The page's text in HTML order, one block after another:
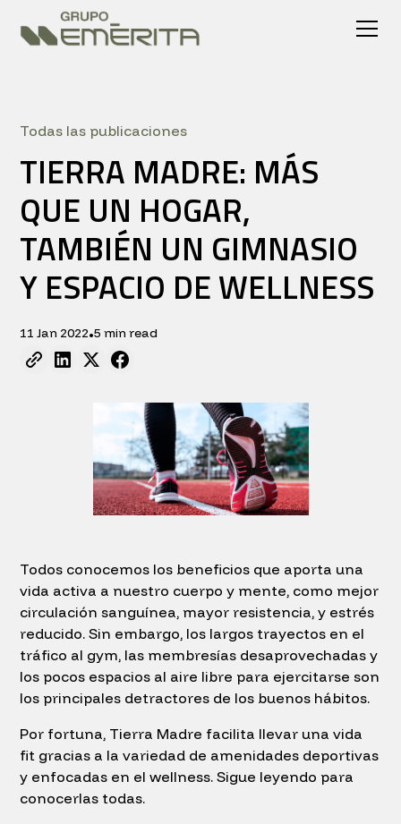
Todas las publicaciones
TIERRA MADRE: MÁS
QUE UN HOGAR,
TAMBIÉN UN GIMNASIO
Y ESPACIO DE WELLNESS
11 Jan 2022•5 min read
Todos conocemos los beneficios que aporta una
vida activa a nuestro cuerpo y mente, como mejor
circulación sanguínea, mayor resistencia, y estrés
reducido. Sin embargo, los largos trayectos en el
tráfico al gym, las membresías desaprovechadas y
los pocos espacios al aire libre para ejercitarse son
los principales detractores de los buenos hábitos.
Por fortuna, Tierra Madre facilita llevar una vida
fit gracias a la variedad de amenidades deportivas
y enfocadas en el wellness. Sigue leyendo para
conocerlas todas.